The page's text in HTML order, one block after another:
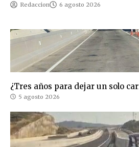
Redaccion 6 agosto 2026
¿Tres años para dejar un solo
5 agosto 2026